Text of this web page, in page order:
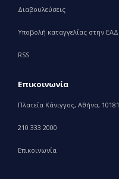
Διαβουλεύσεις
Υποβολή καταγγελίας στην ΕΑΔ
RSS
Επικοινωνία
Πλατεία Κάνιγγος, Αθήνα, 10181
210 333 2000
Επικοινωνία